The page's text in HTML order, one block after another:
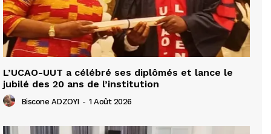
L’UCAO-UUT a célébré ses diplômés et lance le
jubilé des 20 ans de l’institution
Biscone ADZOYI - 1 Août 2026